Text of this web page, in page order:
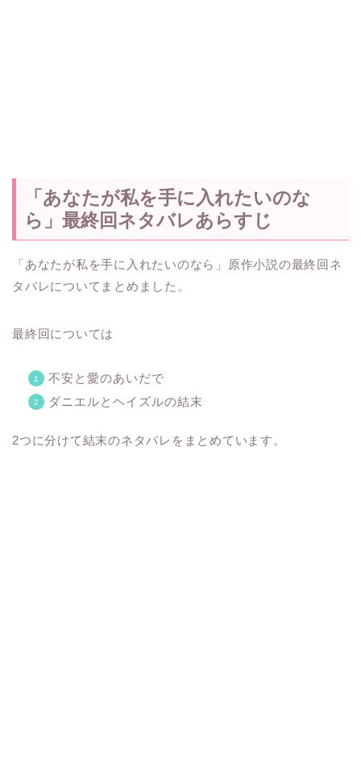
「あなたが私を手に入れたいのな
ら」最終回ネタバレあらすじ
「あなたが私を手に入れたいのなら」原作小説の最終回ネ
タバレについてまとめました。
最終回については
不安と愛のあいだで
ダニエルとヘイズルの結末
2つに分けて結末のネタバレをまとめています。